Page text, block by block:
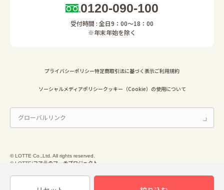
0120-090-100
受付時間 : 全日9：00～18：00
※年末年始を除く
プライバシーポリシー特定商取引法に基づく表示ご利用規約
ソーシャルメディアポリシークッキー（Cookie）の使用について
© LOTTE Co.,Ltd. All rights reserved.
© LOTTE/コアラのマーチプロジェクト
© Ginza Cozy Corner Co.,Ltd. All Rights Reserved.